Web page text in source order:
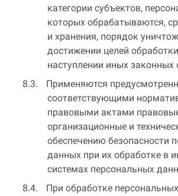
категории субъектов,
которых обрабатываются,
и хранения, порядок
достижении целей
наступлении иных законных
Применяются
соответствующими
правовыми актами
организационные и
обеспечению безопасности
данных при их обработке в
системах персональных
При обработке